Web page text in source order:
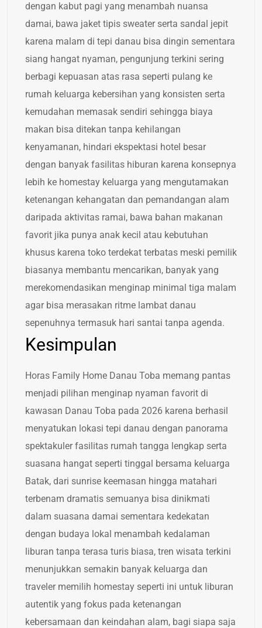
dengan kabut pagi yang menambah nuansa
damai, bawa jaket tipis sweater serta sandal jepit
karena malam di tepi danau bisa dingin sementara
siang hangat nyaman, pengunjung terkini sering
berbagi kepuasan atas rasa seperti pulang ke
rumah keluarga kebersihan yang konsisten serta
kemudahan memasak sendiri sehingga biaya
makan bisa ditekan tanpa kehilangan
kenyamanan, hindari ekspektasi hotel besar
dengan banyak fasilitas hiburan karena konsepnya
lebih ke homestay keluarga yang mengutamakan
ketenangan kehangatan dan pemandangan alam
daripada aktivitas ramai, bawa bahan makanan
favorit jika punya anak kecil atau kebutuhan
khusus karena toko terdekat terbatas meski pemilik
biasanya membantu mencarikan, banyak yang
merekomendasikan menginap minimal tiga malam
agar bisa merasakan ritme lambat danau
sepenuhnya termasuk hari santai tanpa agenda.
Kesimpulan
Horas Family Home Danau Toba memang pantas
menjadi pilihan menginap nyaman favorit di
kawasan Danau Toba pada 2026 karena berhasil
menyatukan lokasi tepi danau dengan panorama
spektakuler fasilitas rumah tangga lengkap serta
suasana hangat seperti tinggal bersama keluarga
Batak, dari sunrise keemasan hingga matahari
terbenam dramatis semuanya bisa dinikmati
dalam suasana damai sementara kedekatan
dengan budaya lokal menambah kedalaman
liburan tanpa terasa turis biasa, tren wisata terkini
menunjukkan semakin banyak keluarga dan
traveler memilih homestay seperti ini untuk liburan
autentik yang fokus pada ketenangan
kebersamaan dan keindahan alam, bagi siapa saja